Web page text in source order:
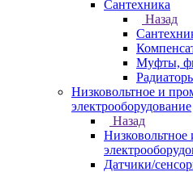
Сантехника
Назад
Муфты,
Низковольтное и
электрооборудование
Назад
Датчики/